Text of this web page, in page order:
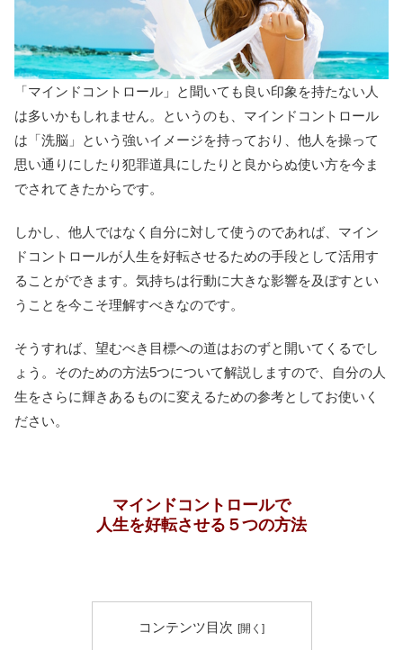
「マインドコントロール」と聞いても良い印象を持たない人
は多いかもしれません。というのも、マインドコントロール
は「洗脳」という強いイメージを持っており、他人を操って
思い通りにしたり犯罪道具にしたりと良からぬ使い方を今ま
でされてきたからです。
しかし、他人ではなく自分に対して使うのであれば、マイン
ドコントロールが人生を好転させるための手段として活用す
ることができます。気持ちは行動に大きな影響を及ぼすとい
うことを今こそ理解すべきなのです。
そうすれば、望むべき目標への道はおのずと開いてくるでし
ょう。そのための方法5つについて解説しますので、自分の人
生をさらに輝きあるものに変えるための参考としてお使いく
ださい。
マインドコントロールで
人生を好転させる５つの方法
コンテンツ目次